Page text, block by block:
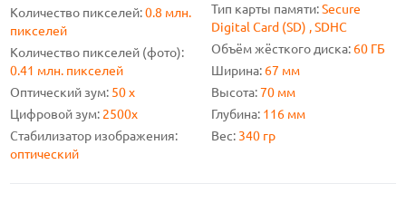
Количество пикселей:0.8 млн.
пикселей
Количество пикселей (фото):
0.41 млн. пикселей
Оптический зум: 50 x
Цифровой зум: 2500x
Стабилизатор изображения:
оптический
Тип карты памяти:Secure
Digital Card (SD) , SDHC
Объём жёсткого диска: 60 ГБ
Ширина: 67 мм
Высота:70 мм
Глубина: 116 мм
Вес: 340 гр